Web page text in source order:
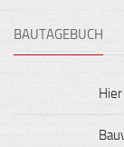
BAUTAGEBUCH